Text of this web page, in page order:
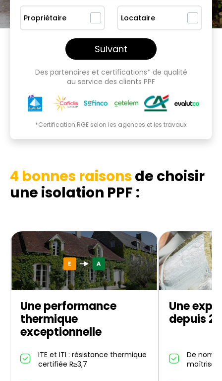
Propriétaire Locataire
Suivant
Des partenaires et certifications* de qualité
au service des clients PPF
*Certification RGE selon les agences et les travaux
4 bonnes raisons de choisir
une isolation PPF :
Une performance
thermique
exceptionnelle
ITE et ITI : résistance thermique
certifiée R≥3,7
Une
depuis
De
maîtrise